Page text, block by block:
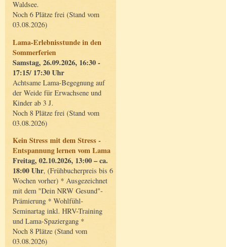
Waldsee.
Noch 6 Plätze frei (Stand vom
03.08.2026)
Lama-Erlebnisstunde in den
Sommerferien
Samstag, 26.09.2026, 16:30 -
17:15/ 17:30 Uhr
Achtsame Lama-Begegnung auf
der Weide für Erwachsene und
Kinder ab 3 J.
Noch 8 Plätze frei (Stand vom
03.08.2026)
Kein Stress mit dem Stress -
Entspannung lernen vom Lama
Freitag, 02.10.2026, 13:00 – ca.
18:00 Uhr, (Frühbucherpreis bis 6
Wochen vorher) * Ausgezeichnet
mit dem "Dein NRW Gesund"-
Prämierung * Wohlfühl-
Seminartag inkl. HRV-Training
und Lama-Spaziergang *
Noch 8 Plätze (Stand vom
03.08.2026)